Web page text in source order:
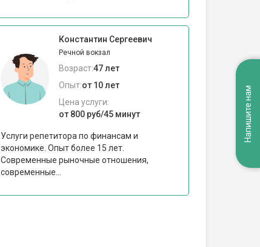
Константин Сергеевич
Речной вокзал
Возраст:47 лет
Опыт:от 10 лет
Цена услуги:
от 800 руб/45 минут
Услуги репетитора по финансам и
экономике. Опыт более 15 лет.
Современные рыночные отношения,
современные...
Напишите нам